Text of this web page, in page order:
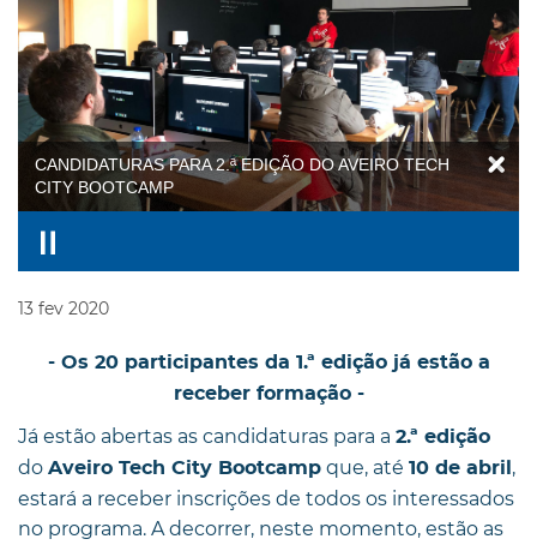
CANDIDATURAS PARA 2.ª EDIÇÃO DO AVEIRO TECH
CITY BOOTCAMP
13 fev 2020
- Os 20 participantes da 1.ª edição já estão a
receber formação -
Já estão abertas as candidaturas para a 2.ª edição
do Aveiro Tech City Bootcamp que, até 10 de abril,
estará a receber inscrições de todos os interessados
no programa. A decorrer, neste momento, estão as